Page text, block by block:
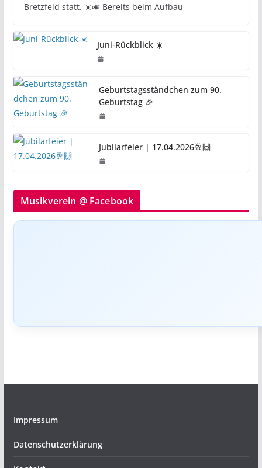
Bretzfeld statt. ☀️🎺 Bereits beim Aufbau
Juni-Rückblick ☀️
Geburtstagsständchen zum 90.
Geburtstag 🎉
Jubilarfeier | 17.04.2026🥂🙌
Musikverein @ Facebook
Impressum
Datenschutzerklärung